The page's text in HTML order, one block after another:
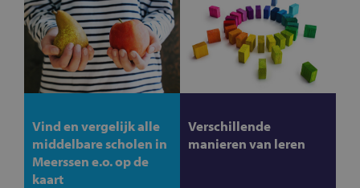
Vind en vergelijk alle
middelbare scholen in
Meerssen e.o. op de
kaart
Verschillende
manieren van leren